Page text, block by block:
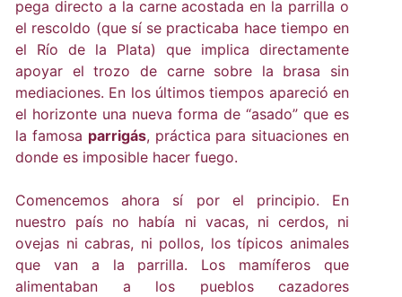
pega directo a la carne acostada en la parrilla o
el rescoldo (que sí se practicaba hace tiempo en
el Río de la Plata) que implica directamente
apoyar el trozo de carne sobre la brasa sin
mediaciones. En los últimos tiempos apareció en
el horizonte una nueva forma de “asado” que es
la famosa parrigás, práctica para situaciones en
donde es imposible hacer fuego.
Comencemos ahora sí por el principio. En
nuestro país no había ni vacas, ni cerdos, ni
ovejas ni cabras, ni pollos, los típicos animales
que van a la parrilla. Los mamíferos que
alimentaban a los pueblos cazadores